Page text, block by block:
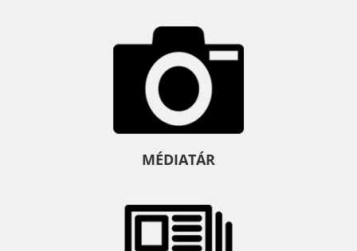
MÉDIATÁR